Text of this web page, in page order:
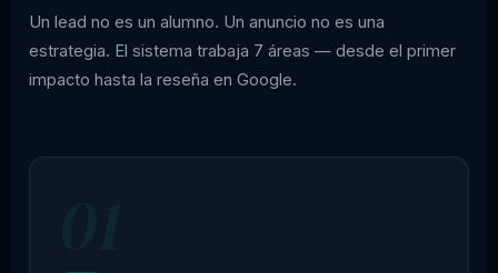
Un lead no es un alumno. Un anuncio no es una
estrategia. El sistema trabaja 7 áreas — desde el primer
impacto hasta la reseña en Google.